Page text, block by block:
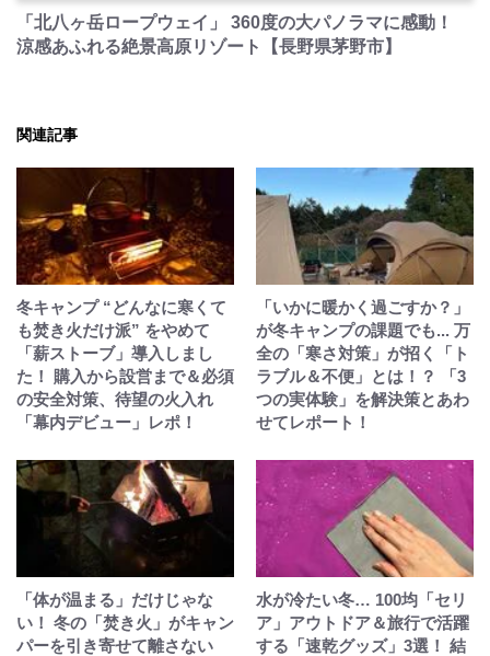
「北八ヶ岳ロープウェイ」 360度の大パノラマに感動！
涼感あふれる絶景高原リゾート【長野県茅野市】
関連記事
冬キャンプ “どんなに寒くて
も焚き火だけ派” をやめて
「薪ストーブ」導入しまし
た！ 購入から設営まで＆必須
の安全対策、待望の火入れ
「幕内デビュー」レポ！
「いかに暖かく過ごすか？」
が冬キャンプの課題でも... 万
全の「寒さ対策」が招く「ト
ラブル＆不便」とは！？ 「3
つの実体験」を解決策とあわ
せてレポート！
「体が温まる」だけじゃな
い！ 冬の「焚き火」がキャン
パーを引き寄せて離さない
水が冷たい冬… 100均「セリ
ア」アウトドア＆旅行で活躍
する「速乾グッズ」3選！ 結